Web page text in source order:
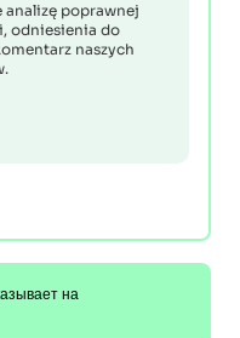
analizę poprawnej
odniesienia do
naszych
на